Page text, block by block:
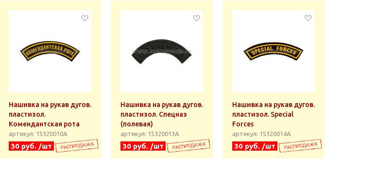
Нашивка на рукав дугов.
пластизол.
Комендантская рота
артикул: 15320010А
30 руб. /шт
Нашивка на рукав дугов.
пластизол. Спецназ
(полевая)
артикул: 15320013А
30 руб. /шт
Нашивка на рукав дугов.
пластизол. Special
Forces
артикул: 15320014А
30 руб. /шт